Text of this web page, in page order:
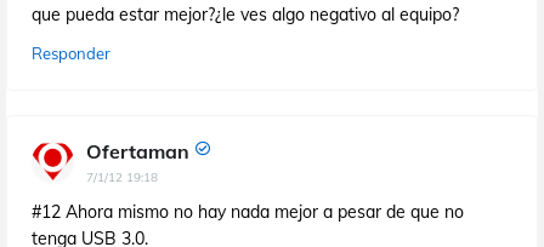
que pueda estar mejor?¿le ves algo negativo al equipo?
Responder
Ofertaman
7/1/12 19:18
#12 Ahora mismo no hay nada mejor a pesar de que no
tenga USB 3.0.